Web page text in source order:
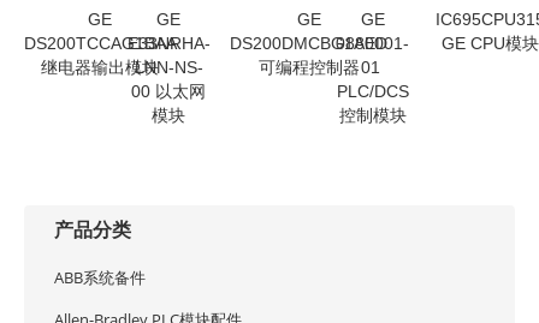
GE
DS200TCCAG1BAA
继电器输出模块
GE
E33NRHA-
LNN-NS-
00 以太网
模块
GE
DS200DMCBG1AED
可编程控制器
GE
0880001-
01
PLC/DCS
控制模块
GE CPU模块
产品分类
ABB系统备件